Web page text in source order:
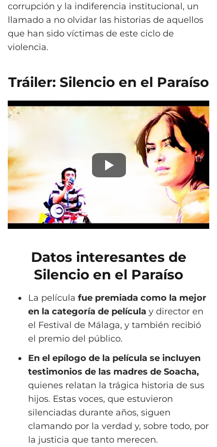
corrupción y la indiferencia institucional, un
llamado a no olvidar las historias de aquellos
que han sido víctimas de este ciclo de
violencia.
Tráiler: Silencio en el Paraíso
Datos interesantes de
Silencio en el Paraíso
La película fue premiada como la mejor
en la categoría de película y director en
el Festival de Málaga, y también recibió
el premio del público.
En el epílogo de la película se incluyen
testimonios de las madres de Soacha,
quienes relatan la trágica historia de sus
hijos. Estas voces, que estuvieron
silenciadas durante años, siguen
clamando por la verdad y, sobre todo, por
la justicia que tanto merecen.